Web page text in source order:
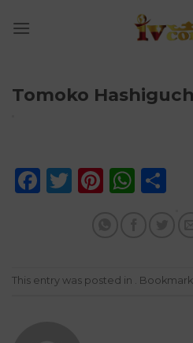
Tomoko
Facebook
Twitter
This entry was posted in .